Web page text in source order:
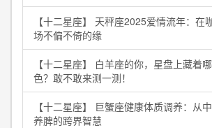
【十二星座】 天秤座2025爱情流年：在
场不偏不倚的缘
【十二星座】 白羊座的你，星盘上藏着
色？敢不敢来测一测！
【十二星座】 巨蟹座健康体质调养：从
养脾的跨界智慧